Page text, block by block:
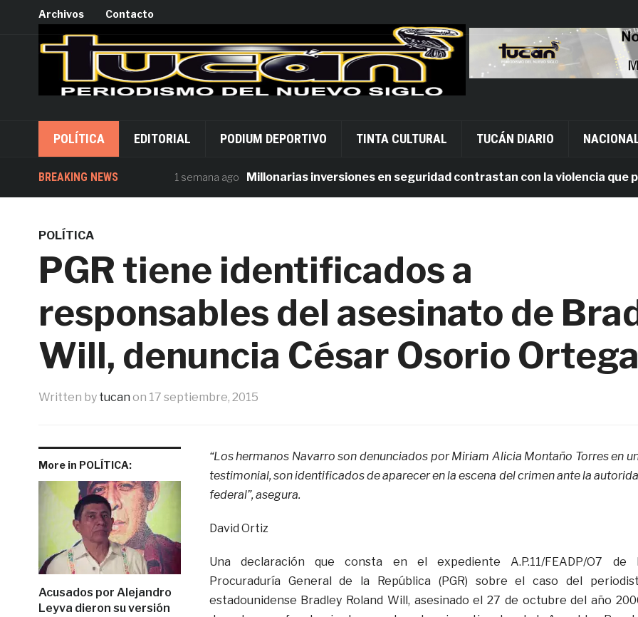
Archivos Contacto
POLÍTICA EDITORIAL PODIUM DEPORTIVO TINTA CULTURAL TUCÁN DIARIO
BREAKING NEWS 1 semana ago Millonarias inversiones en seguridad contrastan con la violencia que
POLÍTICA
PGR tiene identificados a
responsables del asesinato de
Will, denuncia César Osorio Ortega
Written by tucan on 17 septiembre, 2015
More in POLÍTICA:
Acusados por Alejandro
Leyva dieron su versión
“Los hermanos Navarro son denunciados por Miriam Alicia Montaño Torres en
testimonial, son identificados de aparecer en la escena del crimen ante la
federal”, asegura.
David Ortiz
Una declaración que consta en el expediente A.P.11/FEADP/O7 de
Procuraduría General de la República (PGR) sobre el caso del
estadounidense Bradley Roland Will, asesinado el 27 de octubre del año